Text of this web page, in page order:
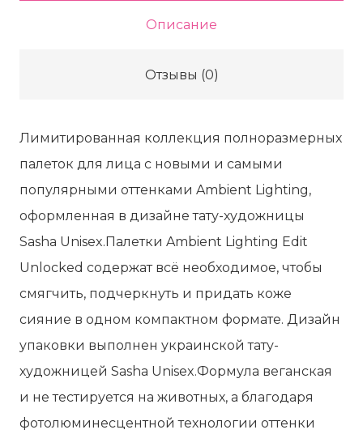
Unlocked
8.4
г
Описание
Отзывы (0)
Лимитированная коллекция полноразмерных
палеток для лица с новыми и самыми
популярными оттенками Ambient Lighting,
оформленная в дизайне тату-художницы
Sasha Unisex.Палетки Ambient Lighting Edit
Unlocked содержат всё необходимое, чтобы
смягчить, подчеркнуть и придать коже
сияние в одном компактном формате. Дизайн
упаковки выполнен украинской тату-
художницей Sasha Unisex.Формула веганская
и не тестируется на животных, а благодаря
фотолюминесцентной технологии оттенки